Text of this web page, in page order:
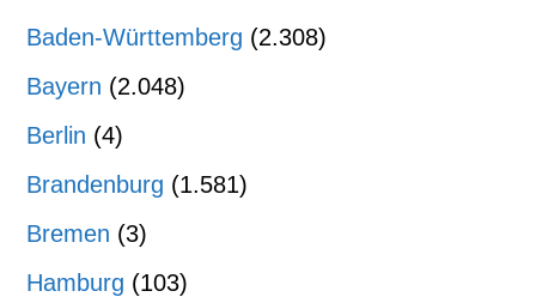
Baden-Württemberg (2.308)
Bayern (2.048)
Berlin (4)
Brandenburg (1.581)
Bremen (3)
Hamburg (103)